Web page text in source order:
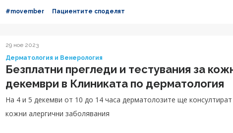
необходимото внимание, за да съм спокоен, аз и моите близки.
спокойно в дома си, знаейки че вече съм добре. Възстанових се
изключително благодарен на всеки човек от екипа в клиниката,
работи в това звено!“, споделя с усмивка Светослав.
#movember Пациентите споделят
29 ное 2023
Дерматология и Венерология
Безплатни прегледи и тестувания за
декември в Клиниката по дерматология
На 4 и 5 декемви от 10 до 14 часа дерматолозите ще
кожни алергични заболявания